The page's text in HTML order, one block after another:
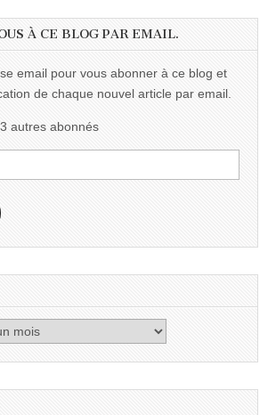
À CE BLOG PAR EMAIL.
email pour vous abonner à ce blog et
de chaque nouvel article par email.
autres abonnés